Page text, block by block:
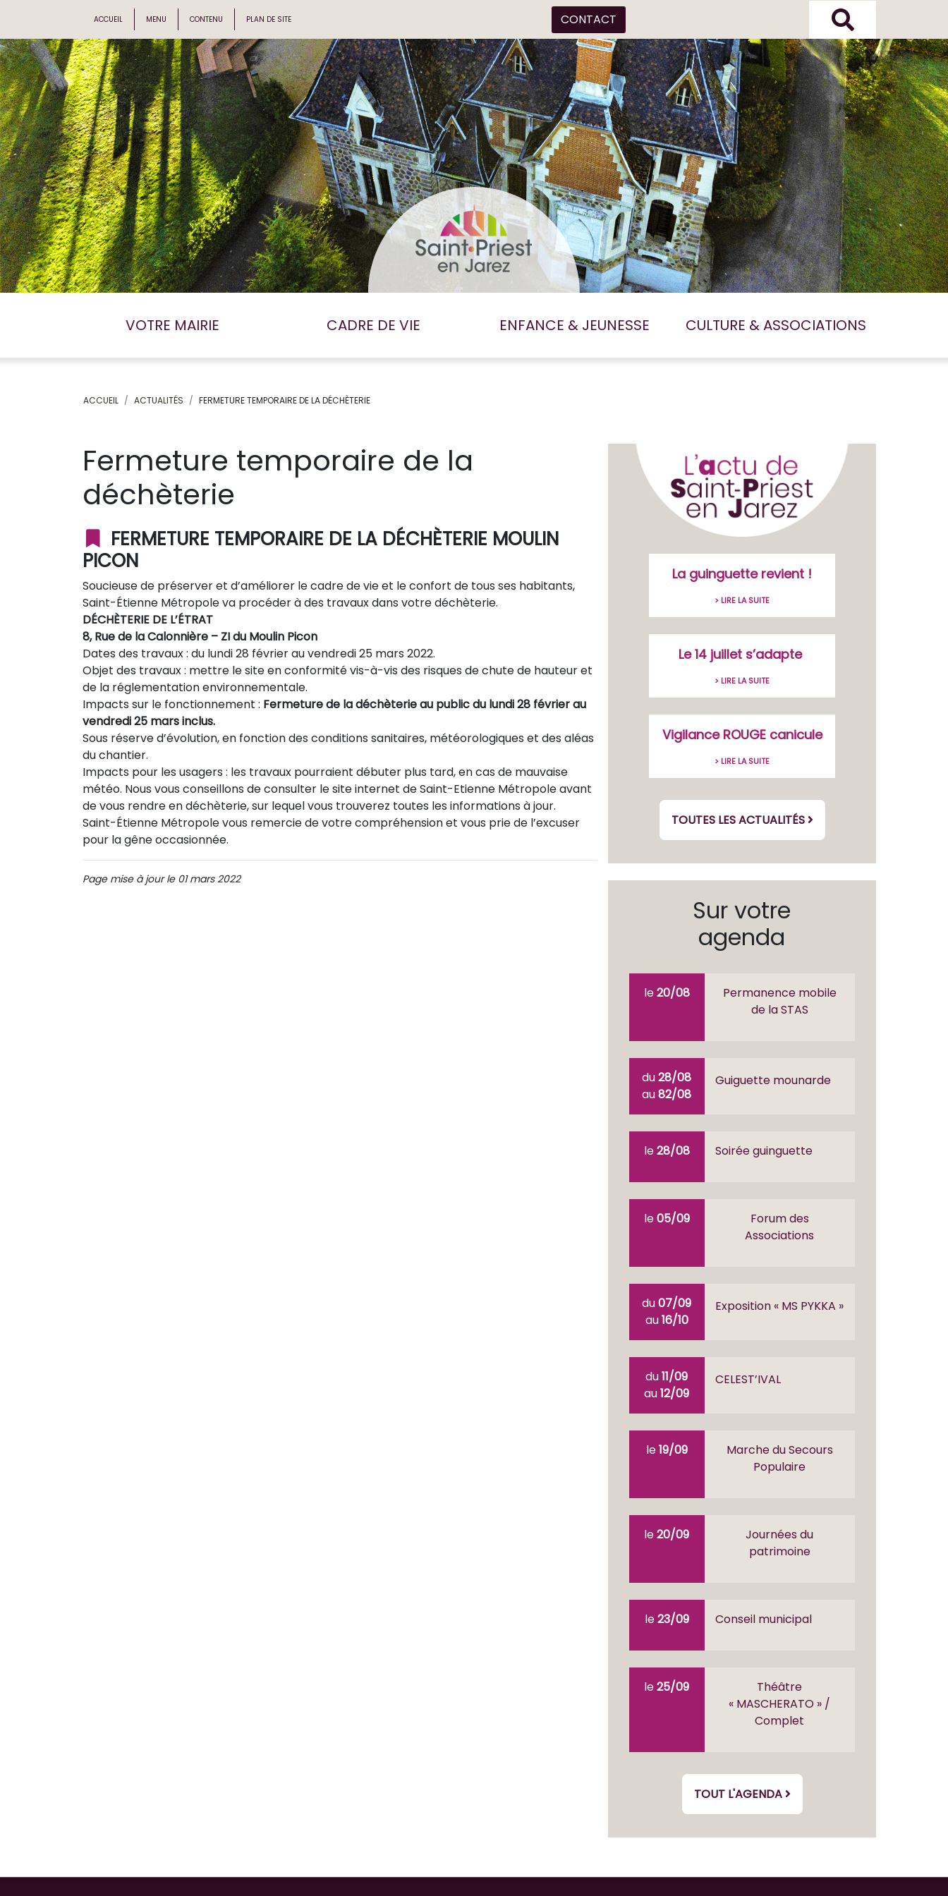
ACCUEIL MENU CONTENU PLAN DE SITE CONTACT
VOTRE MAIRIE CADRE DE VIE ENFANCE & JEUNESSE CULTURE & ASSOCIATIONS
ACCUEIL ACTUALITÉS FERMETURE TEMPORAIRE DE LA DÉCHÈTERIE
Fermeture temporaire de la
déchèterie
FERMETURE TEMPORAIRE DE LA DÉCHÈTERIE MOULIN
PICON
Soucieuse de préserver et d’améliorer le cadre de vie et le confort de tous ses habitants,
Saint-Étienne Métropole va procéder à des travaux dans votre déchèterie.
DÉCHÈTERIE DE L’ÉTRAT
8, Rue de la Calonnière – ZI du Moulin Picon
Dates des travaux : du lundi 28 février au vendredi 25 mars 2022.
Objet des travaux : mettre le site en conformité vis-à-vis des risques de chute de hauteur et
de la réglementation environnementale.
Impacts sur le fonctionnement : Fermeture de la déchèterie au public du lundi 28 février au
vendredi 25 mars inclus.
Sous réserve d’évolution, en fonction des conditions sanitaires, météorologiques et des aléas
du chantier.
Impacts pour les usagers : les travaux pourraient débuter plus tard, en cas de mauvaise
météo. Nous vous conseillons de consulter le site internet de Saint-Etienne Métropole avant
de vous rendre en déchèterie, sur lequel vous trouverez toutes les informations à jour.
Saint-Étienne Métropole vous remercie de votre compréhension et vous prie de l’excuser
pour la gêne occasionnée.
Page mise à jour le 01 mars 2022
La guinguette revient !
> LIRE LA SUITE
Le 14 juillet s’adapte
> LIRE LA SUITE
Vigilance ROUGE canicule
> LIRE LA SUITE
TOUTES LES ACTUALITÉS
Sur votre
agenda
le20/08
Permanence mobile
de la STAS
du28/08
au82/08
Guiguette mounarde
le28/08 Soirée guinguette
le05/09
Forum des
Associations
du07/09
au16/10
Exposition « MS PYKKA »
du11/09
au12/09
CELEST’IVAL
le19/09
Marche du Secours
Populaire
le20/09
Journées du
patrimoine
le23/09 Conseil municipal
le25/09
Théâtre
« MASCHERATO » /
Complet
TOUT L'AGENDA